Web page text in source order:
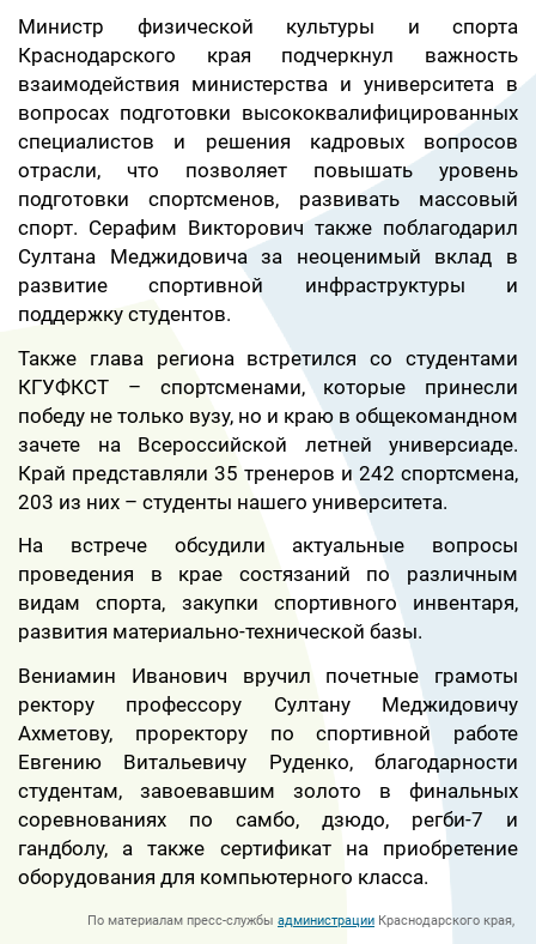
Министр физической культуры и спорта
Краснодарского края подчеркнул важность
взаимодействия министерства и университета в
вопросах подготовки высококвалифицированных
специалистов и решения кадровых вопросов
отрасли, что позволяет повышать уровень
подготовки спортсменов, развивать массовый
спорт. Серафим Викторович также поблагодарил
Султана Меджидовича за неоценимый вклад в
развитие спортивной инфраструктуры и
поддержку студентов.
Также глава региона встретился со студентами
КГУФКСТ – спортсменами, которые принесли
победу не только вузу, но и краю в общекомандном
зачете на Всероссийской летней универсиаде.
Край представляли 35 тренеров и 242 спортсмена,
203 из них – студенты нашего университета.
На встрече обсудили актуальные вопросы
проведения в крае состязаний по различным
видам спорта, закупки спортивного инвентаря,
развития материально-технической базы.
Вениамин Иванович вручил почетные грамоты
ректору профессору Султану Меджидовичу
Ахметову, проректору по спортивной работе
Евгению Витальевичу Руденко, благодарности
студентам, завоевавшим золото в финальных
соревнованиях по самбо, дзюдо, регби-7 и
гандболу, а также сертификат на приобретение
оборудования для компьютерного класса.
По материалам пресс-службы администрации Краснодарского края,